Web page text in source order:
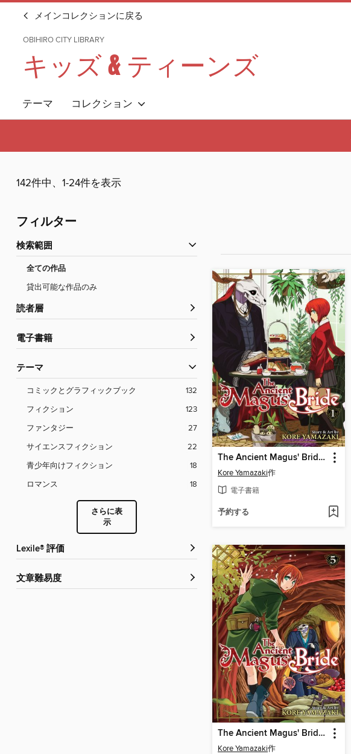
メインコレクションに戻る
OBIHIRO CITY LIBRARY
キッズ & ティーンズ
テーマ コレクション
142件中、1-24件を表示
フィルター
検索範囲
全ての作品
貸出可能な作品のみ
読者層
電子書籍
テーマ
コミックとグラフィックブック
132
フィクション
123
ファンタジー
27
サイエンスフィクション
22
青少年向けフィクション
18
ロマンス
18
さらに表
示
Lexile® 評価
文章難易度
The Ancient Magus' Bride, Volume 1
Kore Yamazaki作
電子書籍
予約する
The Ancient Magus' Bride, Volume 5
Kore Yamazaki作